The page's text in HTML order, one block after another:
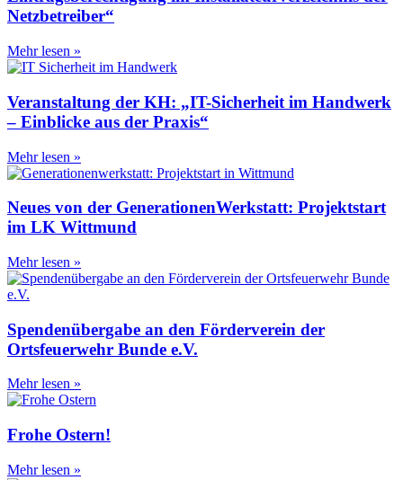
Netzbetreiber“
Mehr lesen »
Veranstaltung der KH: „IT-Sicherheit im Handwerk
– Einblicke aus der Praxis“
Mehr lesen »
Neues von der GenerationenWerkstatt: Projektstart
im LK Wittmund
Mehr lesen »
Spendenübergabe an den Förderverein der
Ortsfeuerwehr Bunde e.V.
Mehr lesen »
Frohe Ostern!
Mehr lesen »